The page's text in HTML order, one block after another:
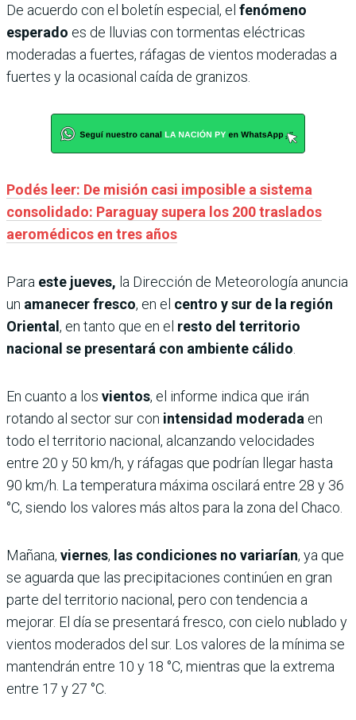
De acuerdo con el boletín especial, el fenómeno
esperado es de lluvias con tormentas eléctricas
moderadas a fuertes, ráfagas de vientos moderadas a
fuertes y la ocasional caída de granizos.
Podés leer: De misión casi imposible a sistema
consolidado: Paraguay supera los 200 traslados
aeromédicos en tres años
Para este jueves, la Dirección de Meteorología anuncia
un amanecer fresco, en el centro y sur de la región
Oriental, en tanto que en el resto del territorio
nacional se presentará con ambiente cálido
En cuanto a los vientos, el informe indica que irán
rotando al sector sur con intensidad moderada en
todo el territorio nacional, alcanzando velocidades
entre 20 y 50 km/h, y ráfagas que podrían llegar hasta
90 km/h. La temperatura máxima oscilará entre 28 y 36
°C, siendo los valores más altos para la zona del Chaco.
Mañana, viernes, las condiciones no variarían, ya que
se aguarda que las precipitaciones continúen en gran
parte del territorio nacional, pero con tendencia a
mejorar. El día se presentará fresco, con cielo nublado y
vientos moderados del sur. Los valores de la mínima se
mantendrán entre 10 y 18 °C, mientras que la extrema
entre 17 y 27 °C.